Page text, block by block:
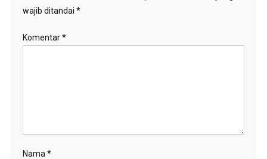
wajib ditandai *
Komentar*
Nama *